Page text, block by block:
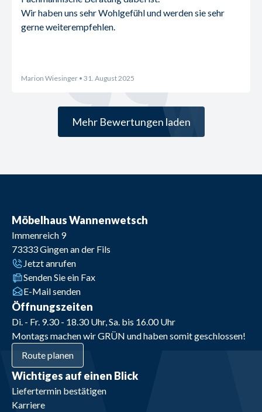
Wir haben uns sehr Wohlgefühl und werden sie sehr
gerne weiterempfehlen.
Marion Wiesinger • 31. August 2025
Mehr Bewertungen laden
Möbelhaus Wannenwetsch
Immenreich 9
73333Gingen an der Fils
Jetzt anrufen
Senden Sie ein Fax
E-Mail senden
Öffnungszeiten
Di. - Fr. 9.30 - 18.30 Uhr, Sa. bis 16.00 Uhr
Montags machen wir GRÜN und haben somit geschlossen!
Route planen
Wichtiges auf einen Blick
Liefertermin bestätigen
Karriere